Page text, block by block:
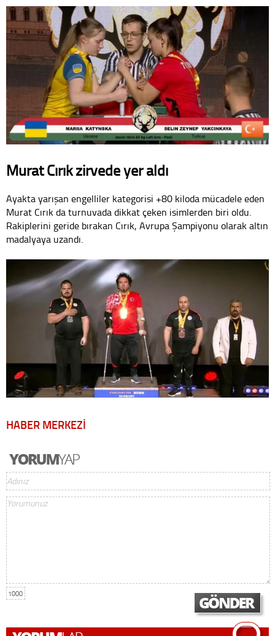
Murat Cırık zirvede yer aldı
Ayakta yarışan engelliler kategorisi +80 kiloda mücadele eden
Murat Cırık da turnuvada dikkat çeken isimlerden biri oldu.
Rakiplerini geride bırakan Cırık, Avrupa Şampiyonu olarak altın
madalyaya uzandı.
HABER MERKEZİ
1000